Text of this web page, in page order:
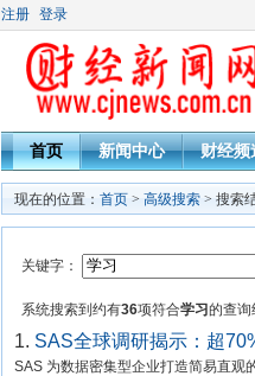
注册 登录
首页 新闻中心 财经频
现在的位置： 首页 > 高级搜索 > 搜索
关键字：
系统搜索到约有36项符合学习的查询
1. SAS全球调研揭示：超
SAS 为数据密集型企业打造简易直观